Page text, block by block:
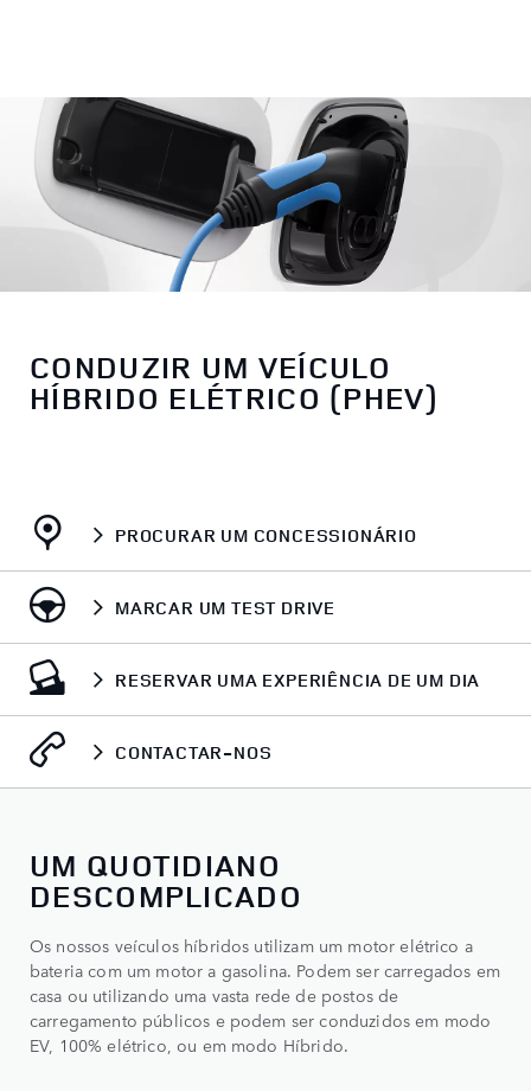
CONDUZIR UM VEÍCULO
HÍBRIDO ELÉTRICO (PHEV)​
PROCURAR UM CONCESSIONÁRIO
MARCAR UM TEST DRIVE
RESERVAR UMA EXPERIÊNCIA DE UM DIA
CONTACTAR-NOS
UM QUOTIDIANO
DESCOMPLICADO
Os nossos veículos híbridos utilizam um motor elétrico a
bateria com um motor a gasolina. Podem ser carregados em
casa ou utilizando uma vasta rede de postos de
carregamento públicos e podem ser conduzidos em modo
EV, 100% elétrico, ou em modo Híbrido.